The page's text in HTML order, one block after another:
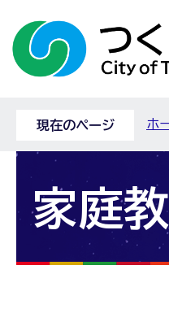
現在のページ ホ
家庭